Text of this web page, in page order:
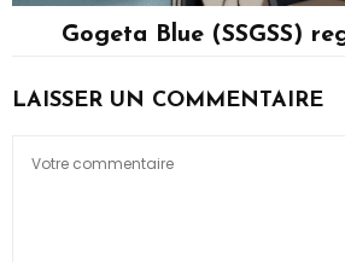
Gogeta Blue (SSGSS)
LAISSER UN COMMENTAIRE